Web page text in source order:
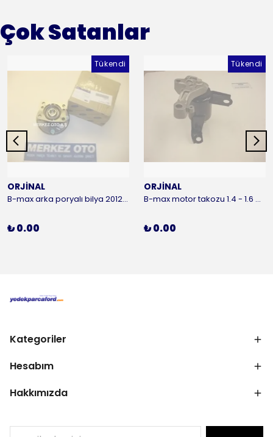
Çok Satanlar
Tükendi
ORJİNAL
B-max arka poryalı bilya 2012-2016 ORJİNAL
₺ 0.00
Tükendi
ORJİNAL
B-max motor takozu 1.4 - 1.6 benzinli 2012-2016 ORJİNAL
₺ 0.00
Kategoriler
Hesabım
Hakkımızda